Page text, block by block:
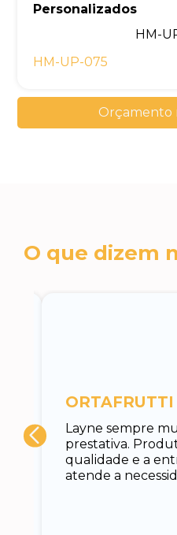
Personalizados
HM-
HM-UP-075
Orçamento
O que dizem
Layne sempre
prestativa.
qualidade e a
atende a
ORTAFRUTTI